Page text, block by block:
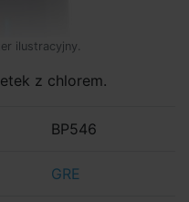
ilustracyjny.
z chlorem.
BP546
GRE